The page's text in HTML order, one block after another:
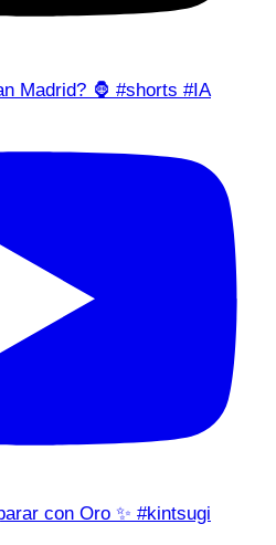
Madrid? 🦍 #shorts #IA
con Oro ✨ #kintsugi